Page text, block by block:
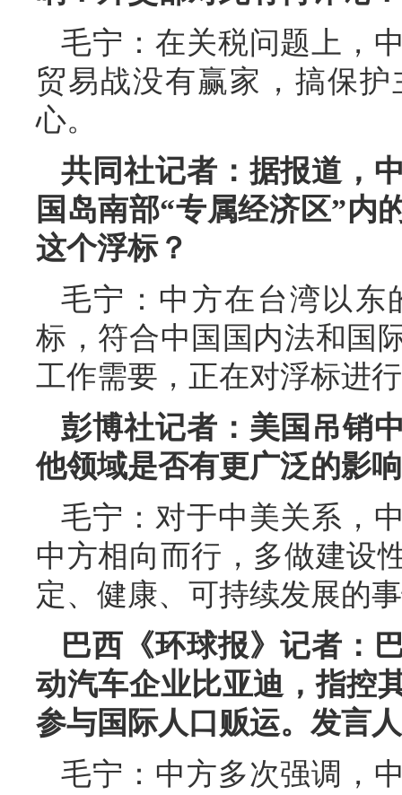
毛宁：在关税问题上，
贸易战没有赢家，搞保
心。
共同社记者：据报道，
国岛南部“专属经济区”内
这个浮标？
毛宁：中方在台湾以东
标，符合中国国内法和国
工作需要，正在对浮标进
彭博社记者：美国吊销
他领域是否有更广泛的影
毛宁：对于中美关系，
中方相向而行，多做建设
定、健康、可持续发展的
巴西《环球报》记者：
动汽车企业比亚迪，指控
参与国际人口贩运。发言
毛宁：中方多次强调，